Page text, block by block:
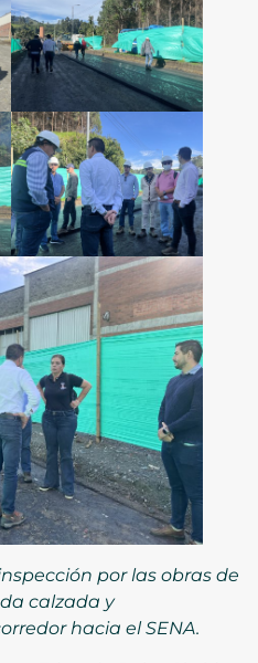
por las obras de
calzada y
hacia el SENA.